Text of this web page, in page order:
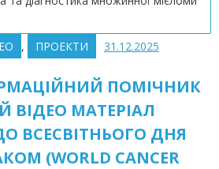
, ПРОЕКТИ 31.12.2025
ПОМІЧНИК
ВІДЕО МАТЕРІАЛ
ВСЕСВІТНЬОГО ДНЯ
(WORLD CANCER